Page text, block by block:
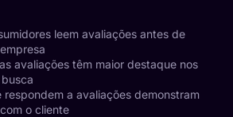
leem avaliações antes de
avaliações têm maior destaque nos
respondem a avaliações demonstram
o cliente